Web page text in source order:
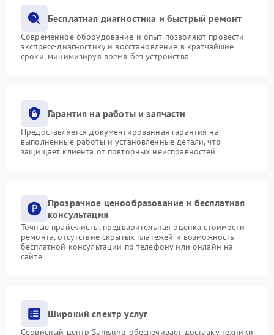
Бесплатная диагностика и быстрый ремонт
Современное оборудование и опыт позволяют провести
экспресс-диагностику и восстановление в кратчайшие
сроки, минимизируя время без устройства
Гарантия на работы и запчасти
Предоставляется документированная гарантия на
выполненные работы и установленные детали, что
защищает клиента от повторных неисправностей
Прозрачное ценообразование и бесплатная
консультация
Точные прайс-листы, предварительная оценка стоимости
ремонта, отсутствие скрытых платежей и возможность
бесплатной консультации по телефону или онлайн на
сайте
Широкий спектр услуг
Сервисный центр Samsung обеспечивает доставку техники